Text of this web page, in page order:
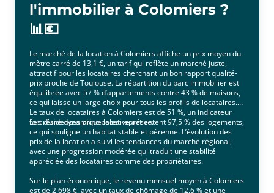
l'immobilier à Colomiers ?
📊💶
Le marché de la location à Colomiers affiche un prix moyen du
mètre carré de 13,1 €, un tarif qui reflète un marché juste,
attractif pour les locataires cherchant un bon rapport qualité-
prix proche de Toulouse. La répartition du parc immobilier est
équilibrée avec 57 % d’appartements contre 43 % de maisons,
ce qui laisse un large choix pour tous les profils de locataires.
Le taux de locataires à Colomiers est de 51 %, un indicateur
fort d’une dynamique locative active.
Les résidences principales représentent 97,5 % des logements,
ce qui souligne un habitat stable et pérenne. L’évolution des
prix de la location a suivi les tendances du marché régional,
avec une progression modérée qui traduit une stabilité
appréciée des locataires comme des propriétaires.
Sur le plan économique, le revenu mensuel moyen à Colomiers
est de 2 698 €, avec un taux de chômage de 12,6 % et une